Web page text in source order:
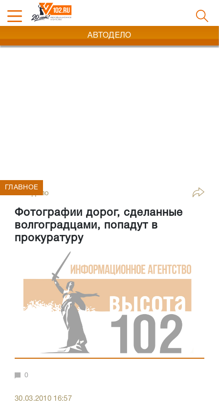
АВТОДЕЛО
Автодело
Фотографии дорог, сделанные
волгоградцами, попадут в
прокуратуру
ГЛАВНОЕ
0
30.03.2010 16:57